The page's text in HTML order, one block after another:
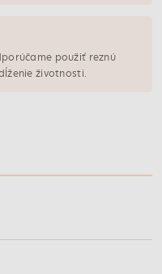
použiť reznú
životnosti.